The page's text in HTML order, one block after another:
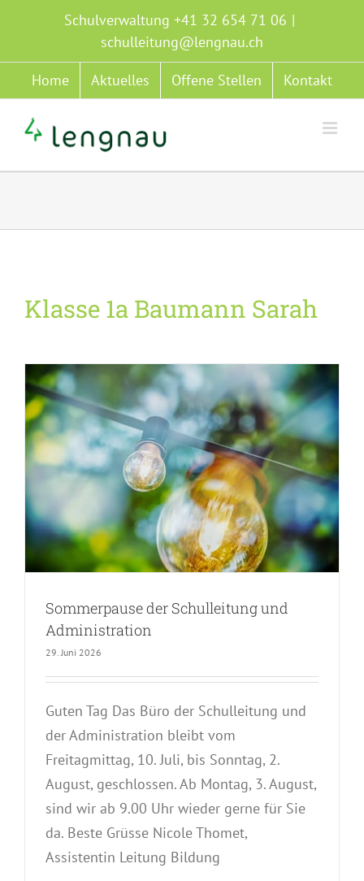
springen
Schulverwaltung +41 32 654 71 06 |
schulleitung@lengnau.ch
Home Aktuelles Offene Stellen Kontakt
Klasse 1a Baumann Sarah
Sommerpause der Schulleitung und
Administration
29. Juni 2026
Guten Tag Das Büro der Schulleitung und
der Administration bleibt vom
Freitagmittag, 10. Juli, bis Sonntag, 2.
August, geschlossen. Ab Montag, 3. August,
sind wir ab 9.00 Uhr wieder gerne für Sie
da. Beste Grüsse Nicole Thomet,
Assistentin Leitung Bildung